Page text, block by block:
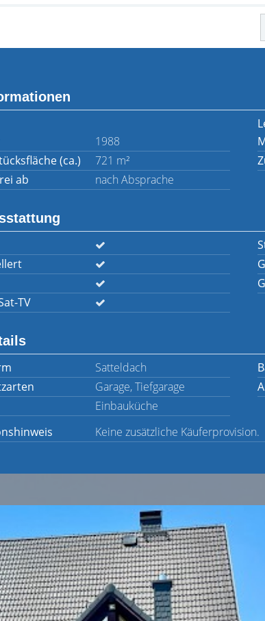
1988
(ca.)
721 m²
ab
nach Absprache
TV
Satteldach
Garage, Tiefgarage
Einbauküche
Keine zusätzliche Käuferprovision.